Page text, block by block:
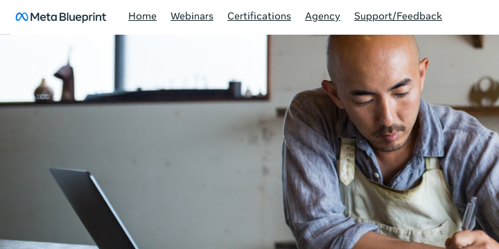
Home Webinars Certifications Agency Support/Feedback